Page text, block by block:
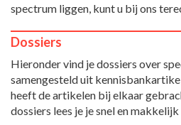
spectrum liggen, kunt u bij ons
Dossiers
Hieronder vind je dossiers over
samengesteld uit
heeft de artikelen bij elkaar
dossiers lees je je snel en